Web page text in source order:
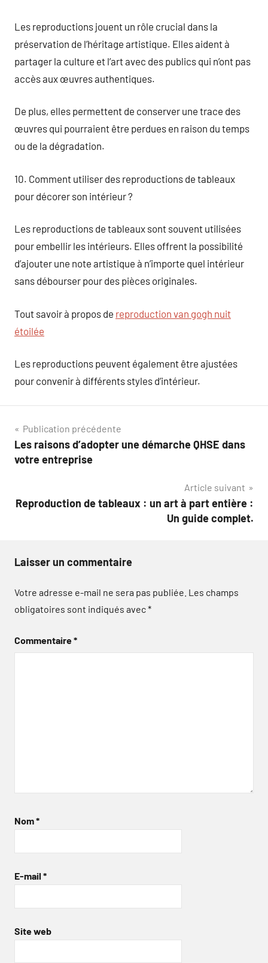
Les reproductions jouent un rôle crucial dans la
préservation de l’héritage artistique. Elles aident à
partager la culture et l’art avec des publics qui n’ont pas
accès aux œuvres authentiques.
De plus, elles permettent de conserver une trace des
œuvres qui pourraient être perdues en raison du temps
ou de la dégradation.
10. Comment utiliser des reproductions de tableaux
pour décorer son intérieur ?
Les reproductions de tableaux sont souvent utilisées
pour embellir les intérieurs. Elles offrent la possibilité
d’ajouter une note artistique à n’importe quel intérieur
sans débourser pour des pièces originales.
Tout savoir à propos de reproduction van gogh nuit
étoilée
Les reproductions peuvent également être ajustées
pour convenir à différents styles d’intérieur.
Navigation
de
Publication précédente
Les raisons d’adopter une démarche QHSE dans
votre entreprise
Article suivant
Reproduction de tableaux : un art à part entière :
Un guide complet.
Laisser un commentaire
Votre adresse e-mail ne sera pas publiée. Les champs
obligatoires sont indiqués avec*
Commentaire*
Nom*
E-mail *
Site web